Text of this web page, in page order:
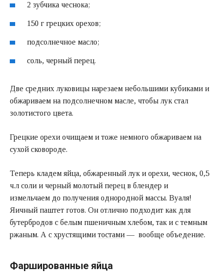
2 зубчика чеснока;
150 г грецких орехов;
подсолнечное масло;
соль, черный перец.
Две средних луковицы нарезаем небольшими кубиками и
обжариваем на подсолнечном масле, чтобы лук стал
золотистого цвета.
Грецкие орехи очищаем и тоже немного обжариваем на
сухой сковороде.
Теперь кладем яйца, обжаренный лук и орехи, чеснок, 0,5
ч.л соли и черный молотый перец в блендер и
измельчаем до получения однородной массы. Вуаля!
Яичный паштет готов. Он отлично подходит как для
бутербродов с белым пшеничным хлебом, так и с темным
ржаным. А с хрустящими тостами — вообще объедение.
Фаршированные яйца